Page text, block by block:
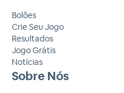
Bolões
Crie Seu Jogo
Resultados
Jogo Grátis
Notícias
Sobre Nós